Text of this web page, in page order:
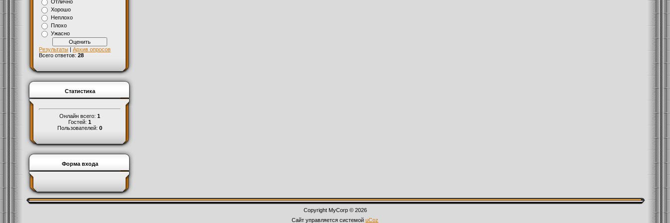
Отлично
Хорошо
Неплохо
Плохо
Ужасно
Результаты | Архив опросов
Всего ответов: 28
Статистика
Онлайн всего: 1
Гостей: 1
Пользователей: 0
Форма входа
Copyright MyCorp © 2026
Сайт управляется системой uCoz